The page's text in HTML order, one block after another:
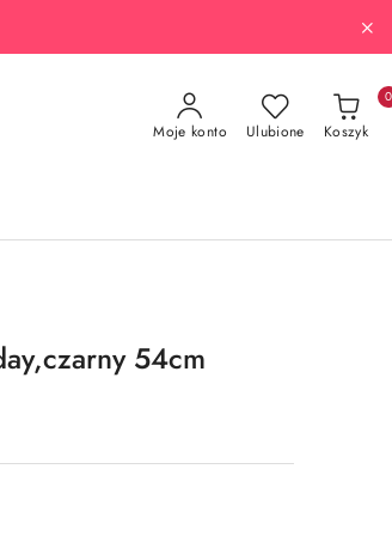
Moje konto Ulubione Koszyk
0
54cm